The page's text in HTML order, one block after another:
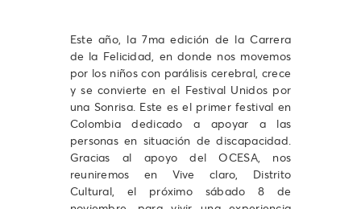
Este año, la 7ma edición de la Carrera
de la Felicidad, en donde nos movemos
por los niños con parálisis cerebral, crece
y se convierte en el Festival Unidos por
una Sonrisa. Este es el primer festival en
Colombia dedicado a apoyar a las
personas en situación de discapacidad.
Gracias al apoyo del OCESA, nos
reuniremos en Vive claro, Distrito
Cultural, el próximo sábado 8 de